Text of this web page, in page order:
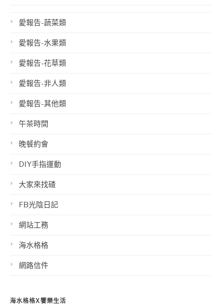
愛報告-蔬菜類
愛報告-水果類
愛報告-花草類
愛報告-非人類
愛報告-其他類
午茶時間
晚餐約會
DIY手指運動
大家來找碴
FB光陰日記
網站工務
海水格格
網路信件
海水格格X饗樂生活